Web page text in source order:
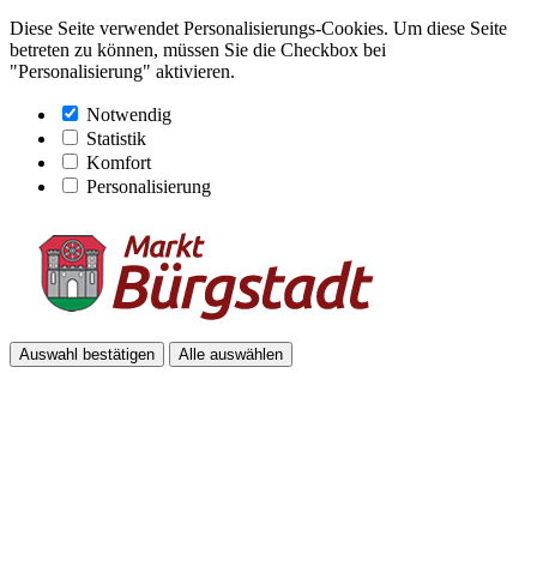
Diese Seite verwendet Personalisierungs-Cookies. Um diese Seite
betreten zu können, müssen Sie die Checkbox bei
"Personalisierung" aktivieren.
Notwendig
Statistik
Komfort
Personalisierung
Auswahl bestätigen Alle auswählen